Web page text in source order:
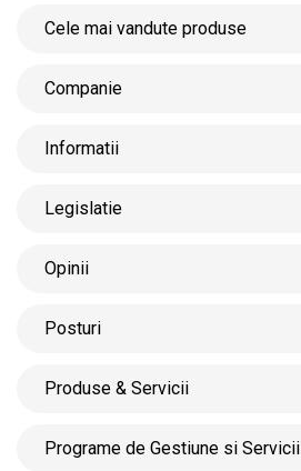
Cele mai vandute produse
Companie
Informatii
Legislatie
Opinii
Posturi
Produse & Servicii
Programe de Gestiune si Servicii